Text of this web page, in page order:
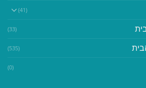
(41)
(33)
(535)
(0)